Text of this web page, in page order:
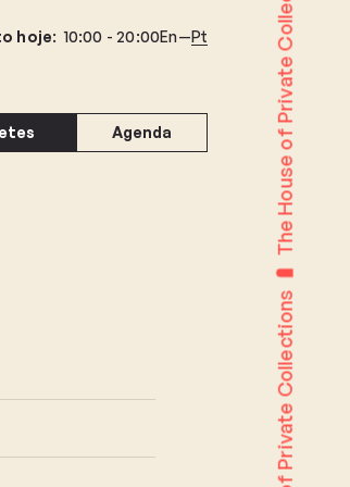
hoje:10:00 -20:00En Pt
Agenda The House of Private Collections